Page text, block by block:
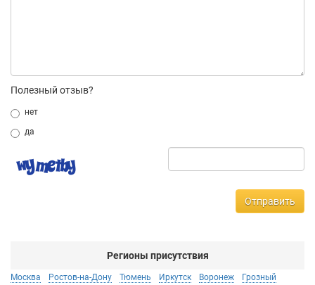
Полезный отзыв?
нет
да
Отправить
Регионы присутствия
Москва Ростов-на-Дону Тюмень Иркутск Воронеж Грозный